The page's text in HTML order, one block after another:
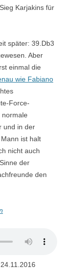
Karjakins für
später: 39.Db3
Aber
einmal die
wie Fabiano
Force-
normale
und in der
ist halt
nicht auch
der
den